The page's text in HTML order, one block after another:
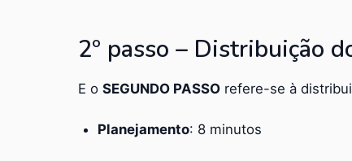
2º passo – Distribuição
E o SEGUNDO PASSO refere-se à
Planejamento: 8 minutos